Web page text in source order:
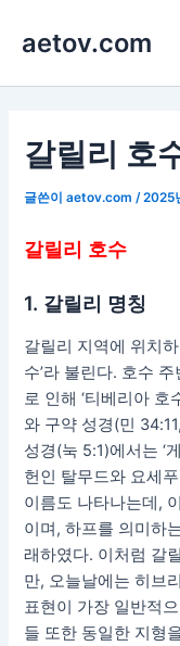
로
aetov.com
갈릴리 호
글쓴이aetov.com /2025
갈릴리 호수
1. 갈릴리 명칭
갈릴리 지역에 위치
수’라 불린다. 호수
로 인해 ‘티베리아 호
와 구약 성경(민
성경(눅 5:1)에서는 ‘
헌인 탈무드와 요세
이름도 나타나는데,
이며, 하프를 의미하
래하였다. 이처럼 갈
만, 오늘날에는 히브
표현이 가장 일반적
들 또한 동일한 지형